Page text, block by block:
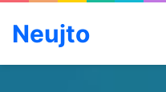
Neujto